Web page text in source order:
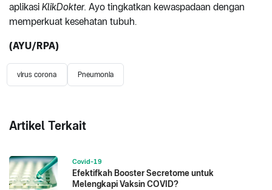
aplikasi KlikDokter. Ayo tingkatkan kewaspadaan dengan
memperkuat kesehatan tubuh.
(AYU/RPA)
virus corona Pneumonia
Artikel Terkait
Covid-19
Efektifkah Booster Secretome untuk
Melengkapi Vaksin COVID?